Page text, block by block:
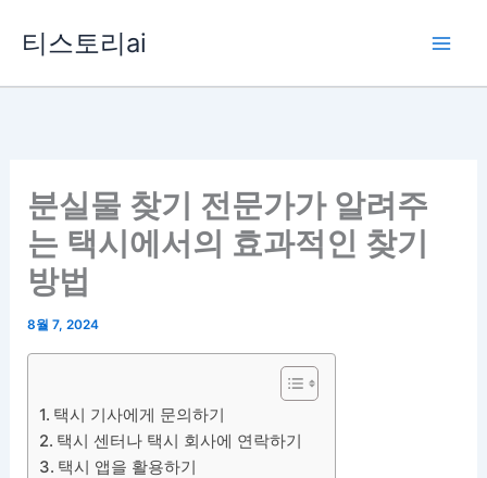
티스토리ai
분실물 찾기 전문가가 알려주
는 택시에서의 효과적인 찾기
방법
8월 7, 2024
택시 기사에게 문의하기
택시 센터나 택시 회사에 연락하기
택시 앱을 활용하기